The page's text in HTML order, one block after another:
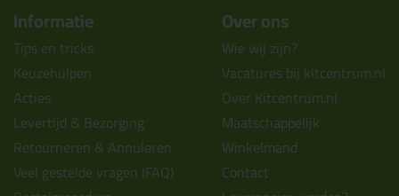
Informatie
Tips en tricks
Keuzehulpen
Acties
Levertijd & Bezorging
Retourneren & Annuleren
Veel gestelde vragen (FAQ)
Over ons
Wie wij zijn?
Vacatures bij kitcentrum.nl
Over Kitcentrum.nl
Maatschappelijk
Winkelmand
Contact